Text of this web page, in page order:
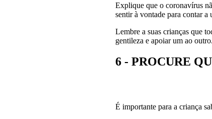
Explique que o coronavírus
sentir à vontade para contar
Lembre a suas crianças que
gentileza e apoiar um ao outro.
6 - PROCURE
É importante para a criança